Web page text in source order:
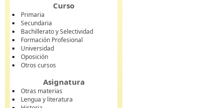
Curso
Primaria
Secundaria
Bachillerato y Selectividad
Formación Profesional
Universidad
Oposición
Otros cursos
Asignatura
Otras materias
Lengua y literatura